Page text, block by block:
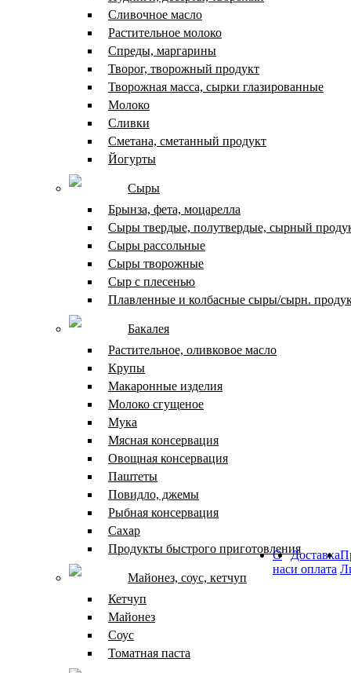
Сливочное масло
Растительное молоко
Спреды, маргарины
Творог, творожный продукт
Творожная масса, сырки глазированные
Молоко
Сливки
Сметана, сметанный продукт
Йогурты
Сыры
Брынза, фета, моцарелла
Сыры твердые, полутвердые, сырный
Сыры рассольные
Сыры творожные
Сыр с плесенью
Плавленные и колбасные сыры/сырн.
Бакалея
Растительное, оливковое масло
Крупы
Макаронные изделия
Молоко сгущеное
Мука
Мясная консервация
Овощная консервация
Паштеты
Повидло, джемы
Рыбная консервация
Сахар
Продукты быстрого приготовления
Майонез, соус, кетчуп
Кетчуп
Майонез
Соус
Томатная паста
О
нас
Доставка
и оплата